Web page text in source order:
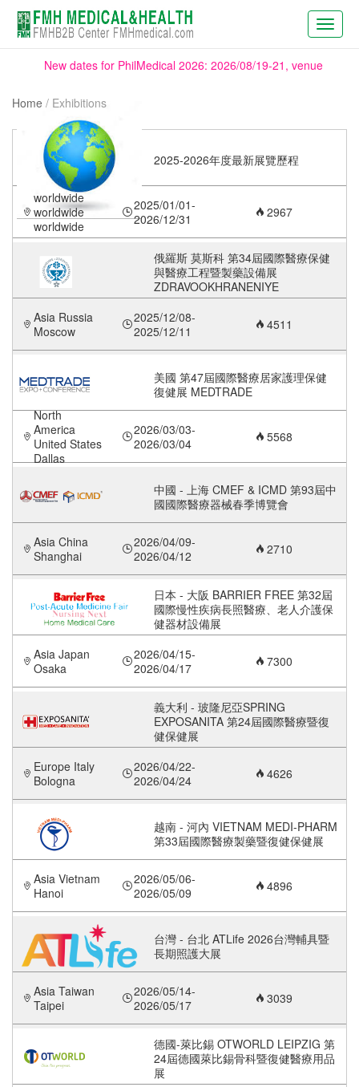
New dates for PhilMedical 2026: 2026/08/19-21, venue
remains the same.
We will be present at WHX Miami (ex FIME), booth X20,
June 17 to 19. WHX Miami is the largest US & Latin
America medical trade fair.
WHX Labs Dubai (ex MEDLAB), the show dates have been
aligned with WHX Dubai (ex Arab Health), new dates are
2027/01/25-28
Home / Exhibitions
2025-2026年度最新展覽歷程
worldwide
worldwide
worldwide
2025/01/01-
2026/12/31
2967
俄羅斯 莫斯科 第34屆國際醫療保健
與醫療工程暨製藥設備展
ZDRAVOOKHRANENIYE
Asia Russia
Moscow
2025/12/08-
2025/12/11
4511
美國 第47屆國際醫療居家護理保健
復健展 MEDTRADE
North
America
United States
Dallas
2026/03/03-
2026/03/04
5568
中國 - 上海 CMEF & ICMD 第93屆中
國國際醫療器械春季博覽會
Asia China
Shanghai
2026/04/09-
2026/04/12
2710
日本 - 大阪 BARRIER FREE 第32屆
國際慢性疾病長照醫療、老人介護保
健器材設備展
Asia Japan
Osaka
2026/04/15-
2026/04/17
7300
義大利 - 玻隆尼亞SPRING
EXPOSANITA 第24屆國際醫療暨復
健保健展
Europe Italy
Bologna
2026/04/22-
2026/04/24
4626
越南 - 河內 VIETNAM MEDI-PHARM
第33屆國際醫療製藥暨復健保健展
Asia Vietnam
Hanoi
2026/05/06-
2026/05/09
4896
台灣 - 台北 ATLife 2026台灣輔具暨
長期照護大展
Asia Taiwan
Taipei
2026/05/14-
2026/05/17
3039
德國-萊比錫 OTWORLD LEIPZIG 第
24屆德國萊比錫骨科暨復健醫療用品
展